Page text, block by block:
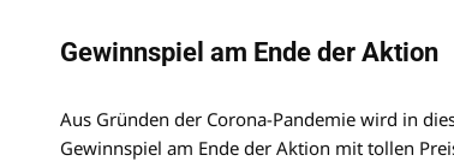
Gewinnspiel am Ende der Aktion
Aus Gründen der Corona-Pandemie wird in
Gewinnspiel am Ende der Aktion mit tollen